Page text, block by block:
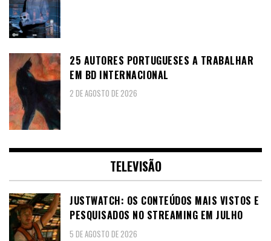
25 AUTORES PORTUGUESES A TRABALHAR
EM BD INTERNACIONAL
2 DE AGOSTO DE 2026
TELEVISÃO
JUSTWATCH: OS CONTEÚDOS MAIS VISTOS E
PESQUISADOS NO STREAMING EM JULHO
5 DE AGOSTO DE 2026